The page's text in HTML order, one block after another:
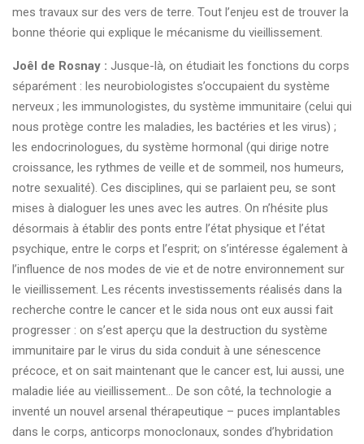
mes travaux sur des vers de terre. Tout l’enjeu est de trouver la
bonne théorie qui explique le mécanisme du vieillissement.
Joêl de Rosnay : Jusque-là, on étudiait les fonctions du corps
séparément : les neurobiologistes s’occupaient du système
nerveux ; les immunologistes, du système immunitaire (celui qui
nous protège contre les maladies, les bactéries et les virus) ;
les endocrinologues, du système hormonal (qui dirige notre
croissance, les rythmes de veille et de sommeil, nos humeurs,
notre sexualité). Ces disciplines, qui se parlaient peu, se sont
mises à dialoguer les unes avec les autres. On n’hésite plus
désormais à établir des ponts entre l’état physique et l’état
psychique, entre le corps et l’esprit; on s’intéresse également à
l’influence de nos modes de vie et de notre environnement sur
le vieillissement. Les récents investissements réalisés dans la
recherche contre le cancer et le sida nous ont eux aussi fait
progresser : on s’est aperçu que la destruction du système
immunitaire par le virus du sida conduit à une sénescence
précoce, et on sait maintenant que le cancer est, lui aussi, une
maladie liée au vieillissement… De son côté, la technologie a
inventé un nouvel arsenal thérapeutique – puces implantables
dans le corps, anticorps monoclonaux, sondes d’hybridation